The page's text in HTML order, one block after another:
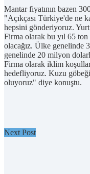
Mantar fiyatının bazen
"Açıkçası Türkiye'de ne
hepsini gönderiyoruz. Yurt
Firma olarak bu yıl 65 ton
olacağız. Ülke genelinde
genelinde 20 milyon
Firma olarak iklim
hedefliyoruz. Kuzu
oluyoruz" diye konuştu.
Next Post